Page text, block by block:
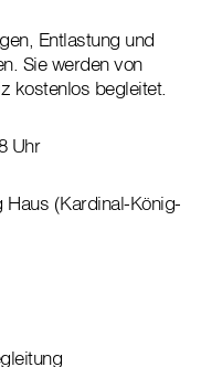
Entlastung und
Sie werden von
kostenlos begleitet.
Uhr
Haus (Kardinal-König-